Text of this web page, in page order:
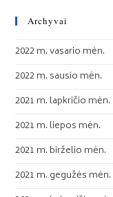
Archyvai
2022 m. vasario mėn.
2022 m. sausio mėn.
2021 m. lapkričio mėn.
2021 m. liepos mėn.
2021 m. birželio mėn.
2021 m. gegužės mėn.